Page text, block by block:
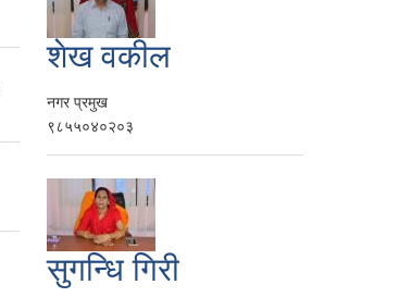
शेख वकील
नगर प्रमुख
९८५५०४०२०३
सुगन्धि गिरी